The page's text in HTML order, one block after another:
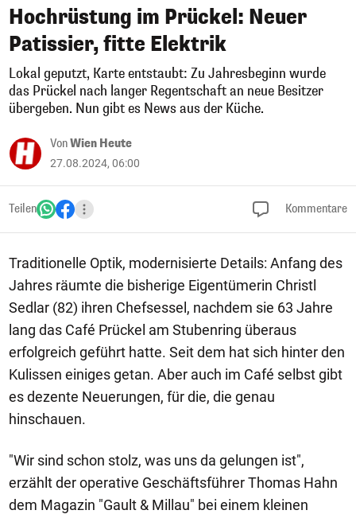
Hochrüstung im Prückel: Neuer
Patissier, fitte Elektrik
Lokal geputzt, Karte entstaubt: Zu Jahresbeginn wurde
das Prückel nach langer Regentschaft an neue Besitzer
übergeben. Nun gibt es News aus der Küche.
VonWien Heute
27.08.2024, 06:00
Teilen Kommentare
Traditionelle Optik, modernisierte Details: Anfang des
Jahres räumte die bisherige Eigentümerin Christl
Sedlar (82) ihren Chefsessel, nachdem sie 63 Jahre
lang das Café Prückel am Stubenring überaus
erfolgreich geführt hatte. Seit dem hat sich hinter den
Kulissen einiges getan. Aber auch im Café selbst gibt
es dezente Neuerungen, für die, die genau
hinschauen.
"Wir sind schon stolz, was uns da gelungen ist",
erzählt der operative Geschäftsführer Thomas Hahn
dem Magazin "Gault & Millau" bei einem kleinen